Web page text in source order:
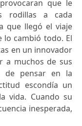
que le
rodillas a cada
que llegó el viaje
lo cambió todo. El
en un innovador
a muchos de sus
de pensar en la
escondía un
vida. Cuando su
inesperada,